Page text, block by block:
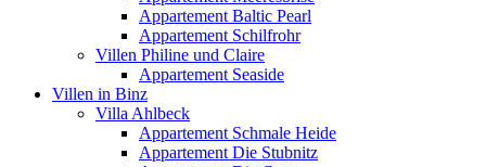
Appartement Baltic Pearl
Appartement Schilfrohr
Villen Philine und Claire
Appartement Seaside
Villen in Binz
Villa Ahlbeck
Appartement Schmale Heide
Appartement Die Stubnitz